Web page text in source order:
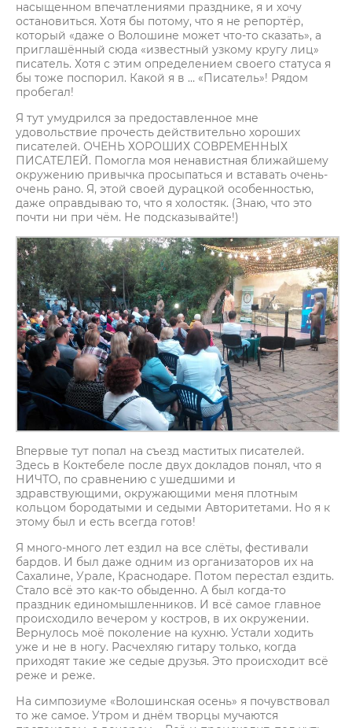
насыщенном впечатлениями празднике, я и хочу
остановиться. Хотя бы потому, что я не репортёр,
который «даже о Волошине может что-то сказать», а
приглашённый сюда «известный узкому кругу лиц»
писатель. Хотя с этим определением своего статуса я
бы тоже поспорил. Какой я в … «Писатель»! Рядом
пробегал!
Я тут умудрился за предоставленное мне
удовольствие прочесть действительно хороших
писателей. ОЧЕНЬ ХОРОШИХ СОВРЕМЕННЫХ
ПИСАТЕЛЕЙ. Помогла моя ненавистная ближайшему
окружению привычка просыпаться и вставать очень-
очень рано. Я, этой своей дурацкой особенностью,
даже оправдываю то, что я холостяк. (Знаю, что это
почти ни при чём. Не подсказывайте!)
Впервые тут попал на съезд маститых писателей.
Здесь в Коктебеле после двух докладов понял, что я
НИЧТО, по сравнению с ушедшими и
здравствующими, окружающими меня плотным
кольцом бородатыми и седыми Авторитетами. Но я к
этому был и есть всегда готов!
Я много-много лет ездил на все слёты, фестивали
бардов. И был даже одним из организаторов их на
Сахалине, Урале, Краснодаре. Потом перестал ездить.
Стало всё это как-то обыденно. А был когда-то
праздник единомышленников. И всё самое главное
происходило вечером у костров, в их окружении.
Вернулось моё поколение на кухню. Устали ходить
уже и не в ногу. Расчехляю гитару только, когда
приходят такие же седые друзья. Это происходит всё
реже и реже.
На симпозиуме «Волошинская осень» я почувствовал
то же самое. Утром и днём творцы мучаются